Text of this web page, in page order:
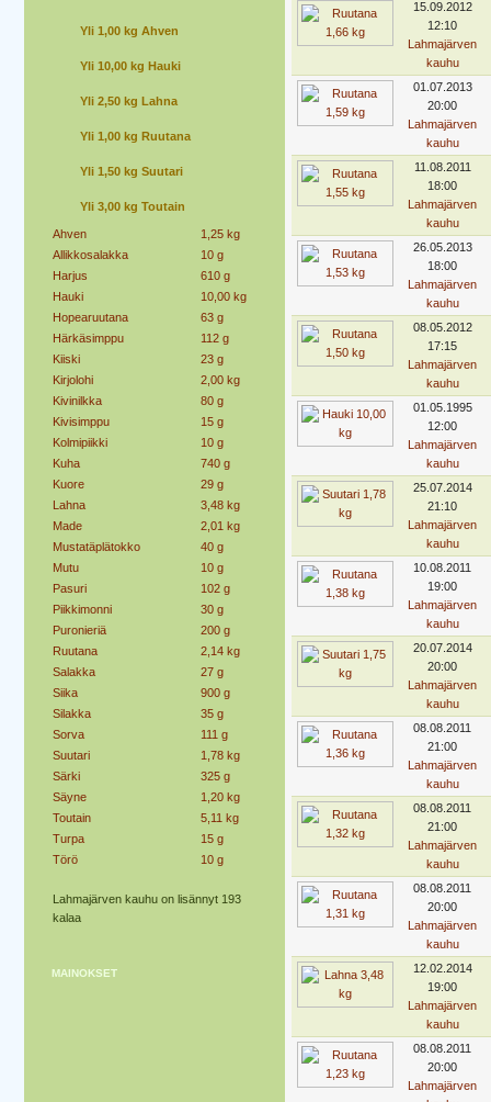
Yli 1,00 kg Ahven
Yli 10,00 kg Hauki
Yli 2,50 kg Lahna
Yli 1,00 kg Ruutana
Yli 1,50 kg Suutari
Yli 3,00 kg Toutain
Ahven
1,25 kg
Allikkosalakka
10 g
Harjus
610 g
Hauki
10,00 kg
Hopearuutana
63 g
Härkäsimppu
112 g
Kiiski
23 g
Kirjolohi
2,00 kg
Kivinilkka
80 g
Kivisimppu
15 g
Kolmipiikki
10 g
Kuha
740 g
Kuore
29 g
Lahna
3,48 kg
Made
2,01 kg
Mustatäplätokko
40 g
Mutu
10 g
Pasuri
102 g
Piikkimonni
30 g
Puronieriä
200 g
Ruutana
2,14 kg
Salakka
27 g
Siika
900 g
Silakka
35 g
Sorva
111 g
Suutari
1,78 kg
Särki
325 g
Säyne
1,20 kg
Toutain
5,11 kg
Turpa
15 g
Törö
10 g
Lahmajärven kauhu on lisännyt 193
kalaa
MAINOKSET
15.09.2012
12:10
Lahmajärven
kauhu
01.07.2013
20:00
Lahmajärven
kauhu
11.08.2011
18:00
Lahmajärven
kauhu
26.05.2013
18:00
Lahmajärven
kauhu
08.05.2012
17:15
Lahmajärven
kauhu
01.05.1995
12:00
Lahmajärven
kauhu
25.07.2014
21:10
Lahmajärven
kauhu
10.08.2011
19:00
Lahmajärven
kauhu
20.07.2014
20:00
Lahmajärven
kauhu
08.08.2011
21:00
Lahmajärven
kauhu
08.08.2011
21:00
Lahmajärven
kauhu
08.08.2011
20:00
Lahmajärven
kauhu
12.02.2014
19:00
Lahmajärven
kauhu
08.08.2011
20:00
Lahmajärven